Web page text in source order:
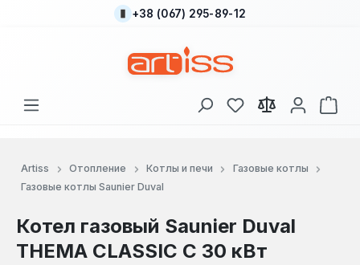
Перейти к основному содержанию
+38 (067) 295-89-12
У вас есть товары
В
Artiss Отопление Котлы и печи
Газовые котлы
Газовые котлы Saunier Duval
Котел газовый Saunier Duval
THEMA CLASSIC C 30 кВт